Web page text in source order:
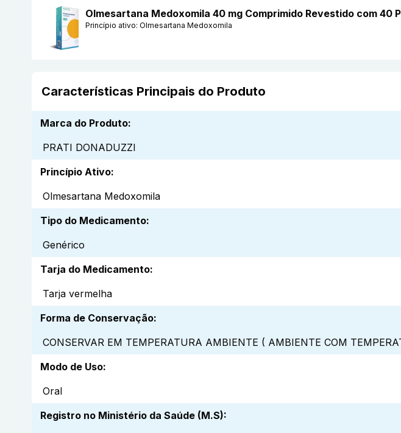
Olmesartana Medoxomila 40 mg Comprimido Revestido com 40
Princípio ativo: Olmesartana Medoxomila
Características Principais do Produto
Marca do Produto:
PRATI DONADUZZI
Princípio Ativo:
Olmesartana Medoxomila
Tipo do Medicamento:
Genérico
Tarja do Medicamento:
Tarja vermelha
Forma de Conservação:
CONSERVAR EM TEMPERATURA AMBIENTE ( AMBIENTE COM
Modo de Uso:
Oral
Registro no Ministério da Saúde (M.S):